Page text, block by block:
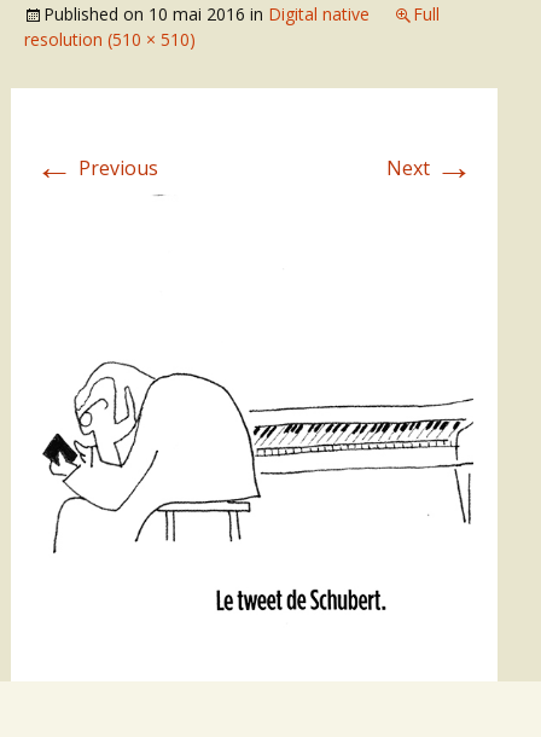
Published on 10 mai 2016 in Digital native
Full
resolution (510 × 510)
← Previous Next →